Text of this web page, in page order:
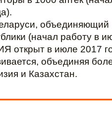
объединяющий
(начал работу в
открыт в июле 2017
объединяя
и Казахстан.